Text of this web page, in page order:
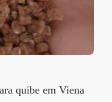
quibe em Viena